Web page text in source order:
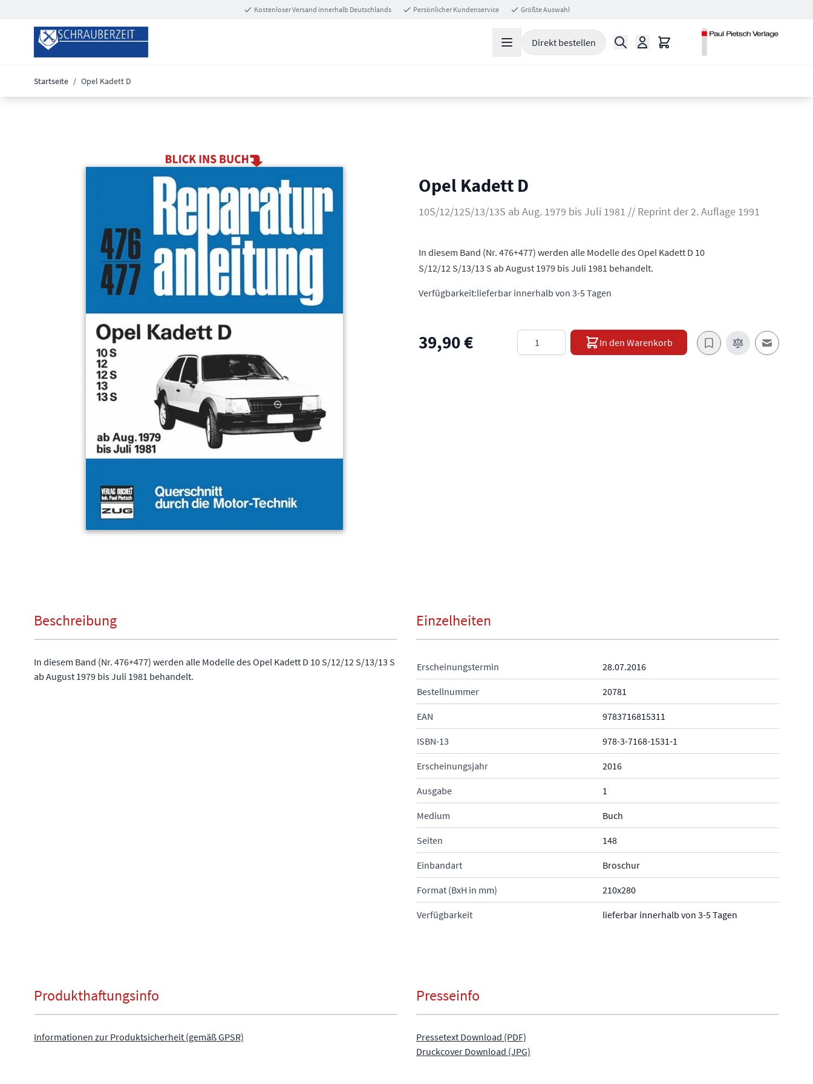
Kostenloser Versand innerhalb Deutschlands Persönlicher Kundenservice Größte Auswahl
Direkt bestellen Suche Warenkorb
Startseite / Opel Kadett D
Opel Kadett D
10S/12/12S/13/13S ab Aug. 1979 bis Juli 1981 // Reprint der 2. Auflage 1991
Click to view image in fullscreen
In diesem Band (Nr. 476+477) werden alle Modelle des Opel Kadett D 10
S/12/12 S/13/13 S ab August 1979 bis Juli 1981 behandelt.
Verfügbarkeit:lieferbar innerhalb von 3-5 Tagen
39,90 € In den Warenkorb
E-Mail an
Beschreibung
In diesem Band (Nr. 476+477) werden alle Modelle des Opel Kadett D 10 S/12/12 S/13/13 S
ab August 1979 bis Juli 1981 behandelt.
Einzelheiten
Erscheinungstermin 28.07.2016
Bestellnummer 20781
EAN 9783716815311
ISBN-13 978-3-7168-1531-1
Erscheinungsjahr 2016
Ausgabe 1
Medium Buch
Seiten 148
Einbandart Broschur
Format (BxH in mm) 210x280
Verfügbarkeit lieferbar innerhalb von 3-5 Tagen
Produkthaftungsinfo
Informationen zur Produktsicherheit (gemäß GPSR)
Presseinfo
Pressetext Download (PDF)
Druckcover Download (JPG)